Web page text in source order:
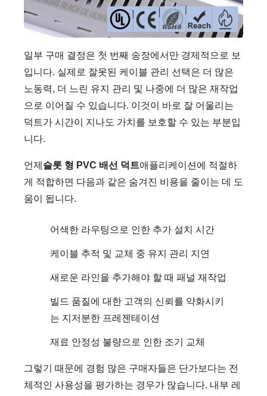
일부 구매 결정은 첫 번째 송장에서만 경제적으로 보
입니다. 실제로 잘못된 케이블 관리 선택은 더 많은
노동력, 더 느린 유지 관리 및 나중에 더 많은 재작업
으로 이어질 수 있습니다. 이것이 바로 잘 어울리는
덕트가 시간이 지나도 가치를 보호할 수 있는 부분입
니다.
언제 슬롯 형 PVC 배선 덕트애플리케이션에 적절하
게 적합하면 다음과 같은 숨겨진 비용을 줄이는 데 도
움이 됩니다.
어색한 라우팅으로 인한 추가 설치 시간
케이블 추적 및 교체 중 유지 관리 지연
새로운 라인을 추가해야 할 때 패널 재작업
빌드 품질에 대한 고객의 신뢰를 약화시키
는 지저분한 프레젠테이션
재료 안정성 불량으로 인한 조기 교체
그렇기 때문에 경험 많은 구매자들은 단가보다는 전
체적인 사용성을 평가하는 경우가 많습니다. 내부 레